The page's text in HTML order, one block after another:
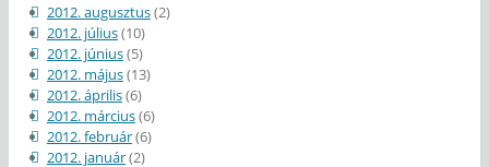
2012. augusztus(2)
2012. július(10)
2012. június(5)
2012. május(13)
2012. április(6)
2012. március(6)
2012. február(6)
2012. január(2)